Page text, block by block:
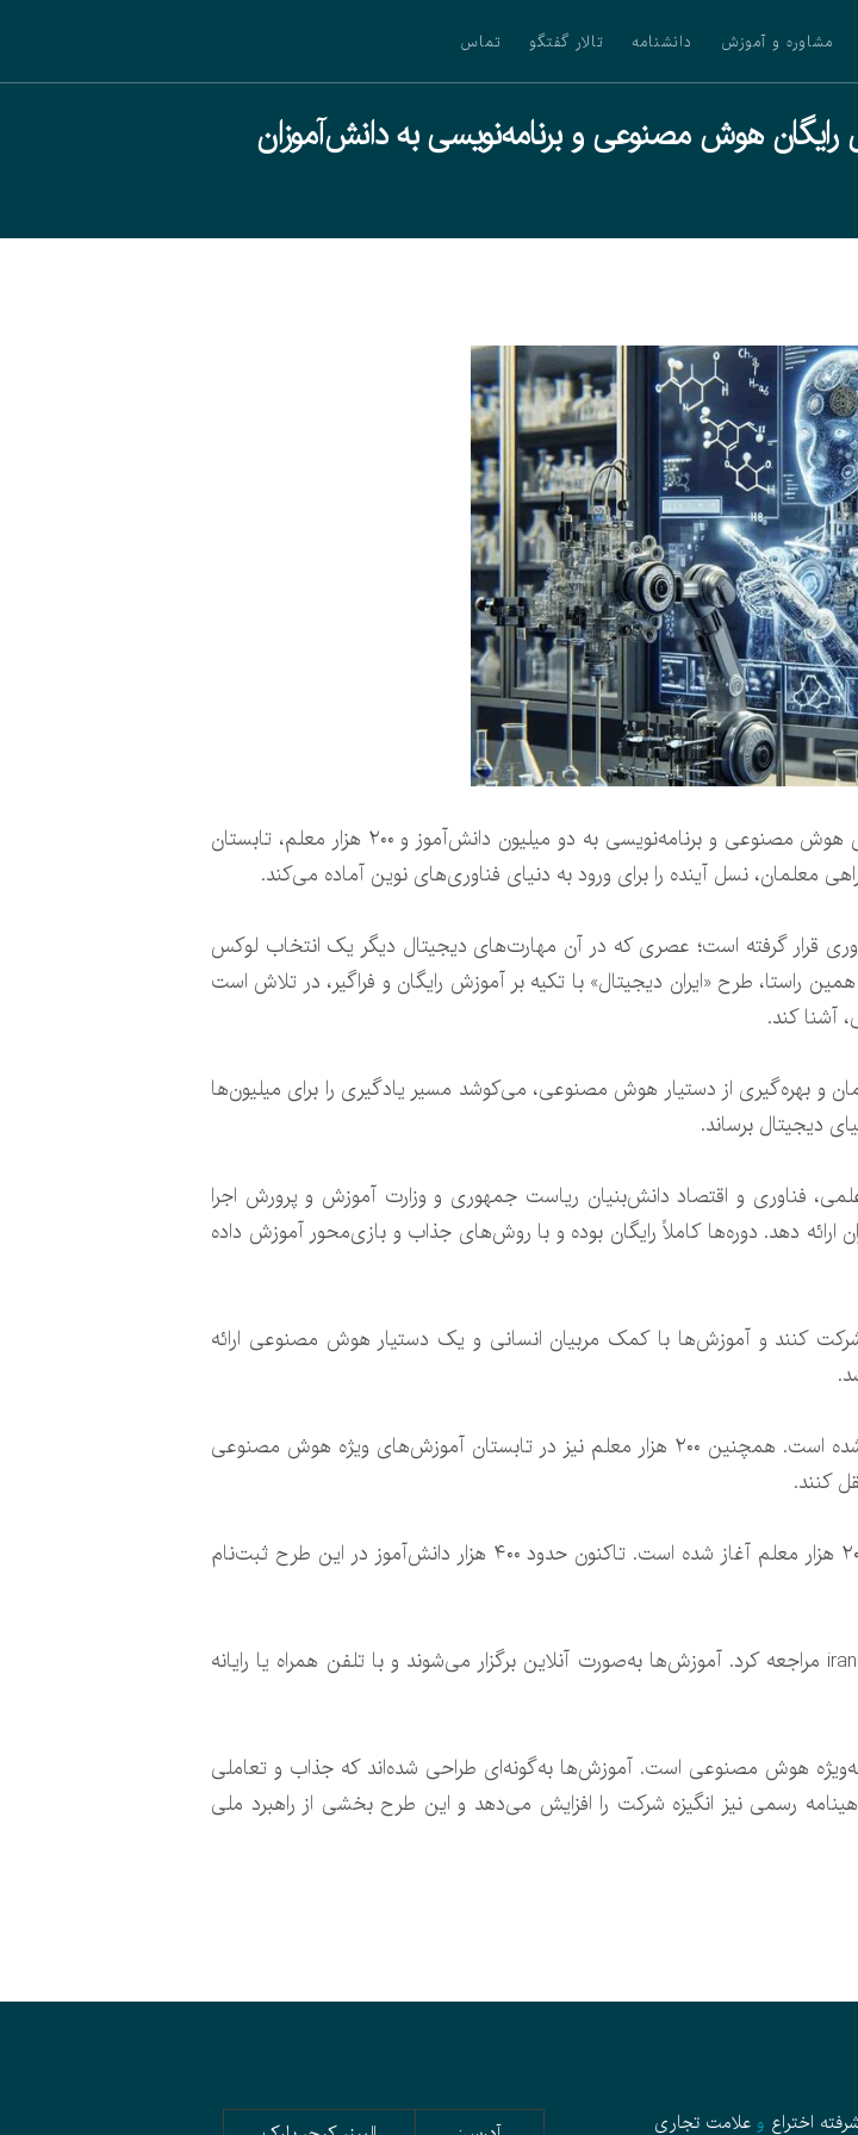
مشاوره و آموزش دانشنامه تالار گفتگو تماس
رایگان هوش مصنوعی و برنامه‌نویسی به دانش‌آموزان
طرح ملی «ایران دیجیتال» با هدف آموزش رایگان و فراگیر مهارت‌های هوش مصنوعی و برنامه‌نویسی به دو میلیون دانش‌آموز و ۲۰۰ هزار معلم، تابستان
قرار گرفته است؛ عصری که در آن مهارت‌های دیجیتال دیگر یک انتخاب لوکس
راستا، طرح «ایران دیجیتال» با تکیه بر آموزش رایگان و فراگیر، در تلاش است
آشنا کند.
و بهره‌گیری از دستیار هوش مصنوعی، می‌کوشد مسیر یادگیری را برای میلیون‌ها
دیجیتال برساند.
فناوری و اقتصاد دانش‌بنیان ریاست جمهوری و وزارت آموزش و پرورش اجرا
دهد. دوره‌ها کاملاً رایگان بوده و با روش‌های جذاب و بازی‌محور آموزش داده
شرکت کنند و آموزش‌ها با کمک مربیان انسانی و یک دستیار هوش مصنوعی ارائه
این طرح برای دانش‌آموزان در رده سنی حدود ۴ تا ۱۵ سال طراحی شده است. همچنین ۲۰۰ هزار معلم نیز در تابستان آموزش‌های ویژه هوش مصنوعی
کنند.
آموزش‌ها از اوایل تابستان ۱۴۰۴ برای حدود دو میلیون دانش‌آموز و ۲۰۰ هزار معلم آغاز شده است. تاکنون حدود ۴۰۰ هزار دانش‌آموز در این طرح ثبت‌نام
برای شرکت در این طرح باید به سامانه رسمی به آدرس irandigital.isti.ir مراجعه کرد. آموزش‌ها به‌صورت آنلاین برگزار می‌شوند و با تلفن همراه یا رایانه
هوش مصنوعی است. آموزش‌ها به‌گونه‌ای طراحی شده‌اند که جذاب و تعاملی
رسمی نیز انگیزه شرکت را افزایش می‌دهد و این طرح بخشی از راهبرد ملی
اختراع وعلامت تجاری